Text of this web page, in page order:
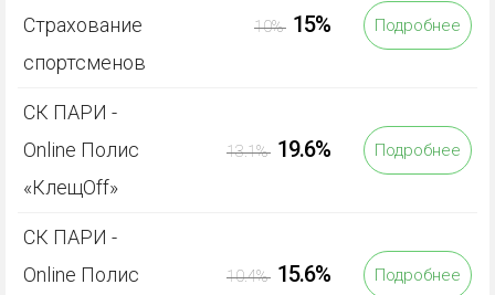
Страхование
спортсменов
10% 15% Подробнее
СК ПАРИ -
Online Полис
«КлещOff»
13.1% 19.6% Подробнее
СК ПАРИ -
Online Полис
10.4% 15.6% Подробнее